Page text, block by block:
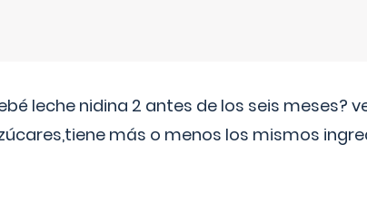
leche nidina 2 antes de los seis meses?
más o menos los mismos